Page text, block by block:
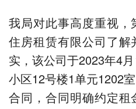
我局对此事高度重视
住房租赁有限公司了
实，该公司于2023年4
小区12号楼1单元1202
合同，合同明确约定租